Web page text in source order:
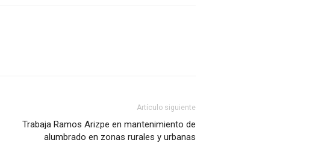
Artículo siguiente
Trabaja Ramos Arizpe en mantenimiento de
alumbrado en zonas rurales y urbanas